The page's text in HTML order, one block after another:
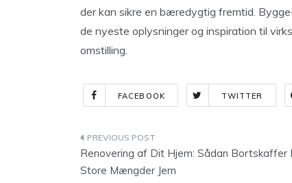
der kan sikre en bæredygtig fremtid.
de nyeste oplysninger og inspiration til
omstilling.
FACEBOOK TWITTER
Indlægsnavigation
Renovering af Dit Hjem: Sådan Bortskaffer
Store Mængder Jern